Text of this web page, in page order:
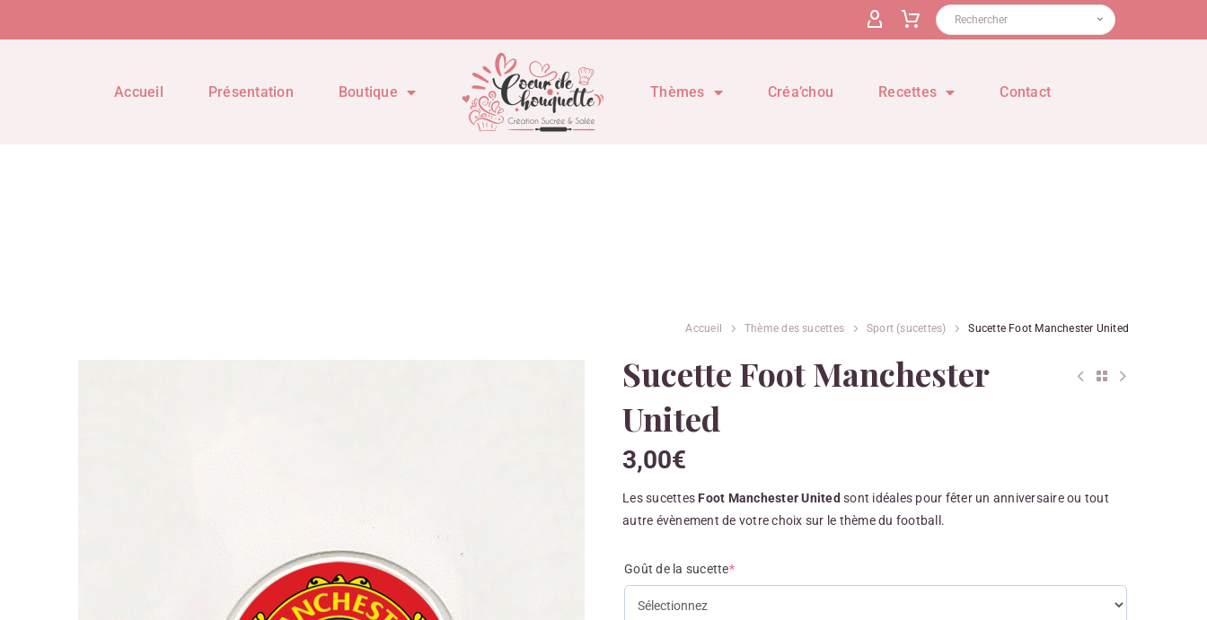
Accueil Présentation Boutique Thèmes Créa’chou Recettes Contact
Accueil Thème des sucettes Sport (sucettes) Sucette Foot Manchester United
Sucette Foot Manchester
United
3,00€
Les sucettes Foot Manchester United sont idéales pour fêter un anniversaire ou tout
autre évènement de votre choix sur le thème du football.
Goût de la sucette*